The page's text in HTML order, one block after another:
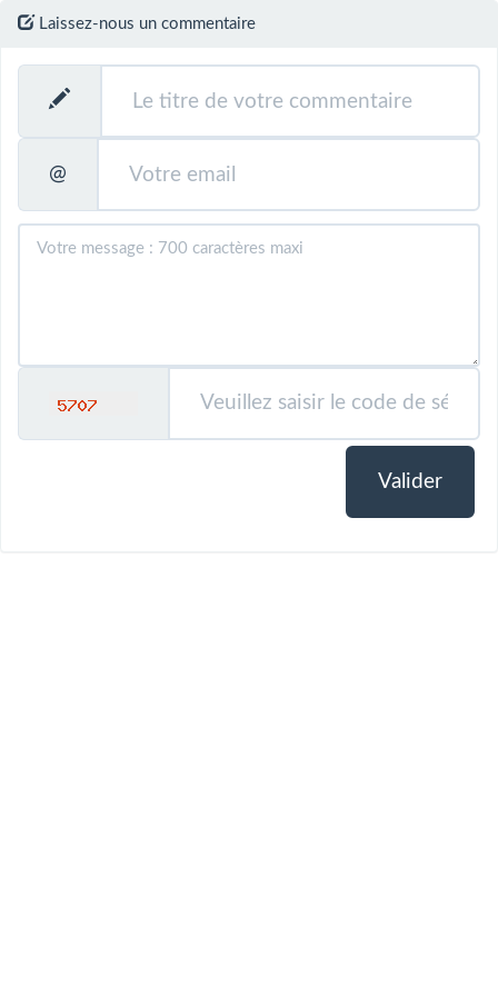
Laissez-nous un commentaire
@